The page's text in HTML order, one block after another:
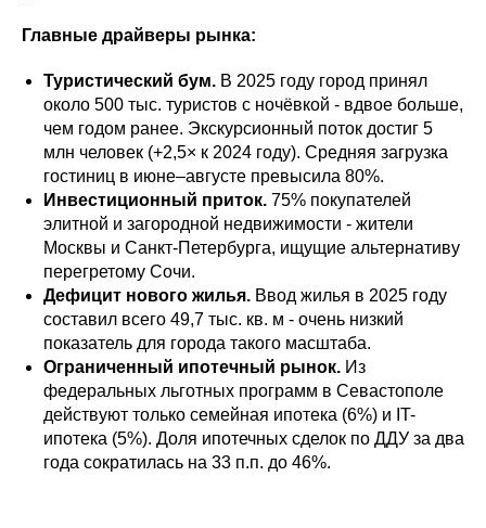
Главные драйверы рынка:
Туристический бум. В 2025 году город принял
около 500 тыс. туристов с ночёвкой - вдвое больше,
чем годом ранее. Экскурсионный поток достиг 5
млн человек (+2,5× к 2024 году). Средняя загрузка
гостиниц в июне–августе превысила 80%.
Инвестиционный приток. 75% покупателей
элитной и загородной недвижимости - жители
Москвы и Санкт-Петербурга, ищущие альтернативу
перегретому Сочи.
Дефицит нового жилья. Ввод жилья в 2025 году
составил всего 49,7 тыс. кв. м - очень низкий
показатель для города такого масштаба.
Ограниченный ипотечный рынок. Из
федеральных льготных программ в Севастополе
действуют только семейная ипотека (6%) и IT-
ипотека (5%). Доля ипотечных сделок по ДДУ за два
года сократилась на 33 п.п. до 46%.